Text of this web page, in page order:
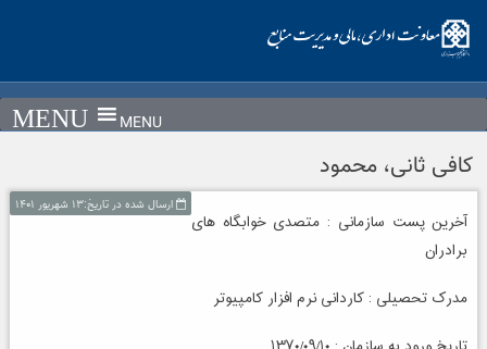
content
MENU
کافی ثانی، محمود
ارسال شده در تاریخ:۱۳ شهریور ۱۴۰۱
آخرین پست سازمانی : متصدی خوابگاه های
برادران
مدرک تحصیلی : کاردانی نرم افزار کامپیوتر